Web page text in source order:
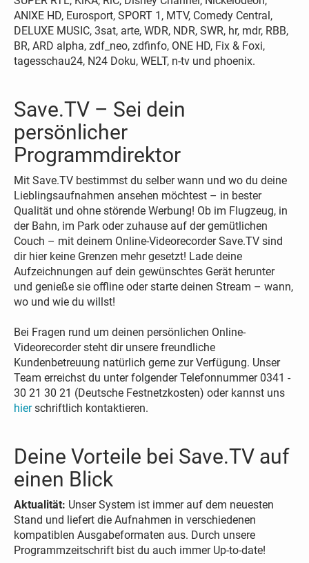
ANIXE HD, Eurosport, SPORT 1, MTV, Comedy Central,
DELUXE MUSIC, 3sat, arte, WDR, NDR, SWR, hr, mdr, RBB,
BR, ARD alpha, zdf_neo, zdfinfo, ONE HD, Fix & Foxi,
tagesschau24, N24 Doku, WELT, n-tv und phoenix.
Save.TV – Sei dein
persönlicher
Programmdirektor
Mit Save.TV bestimmst du selber wann und wo du deine
Lieblingsaufnahmen ansehen möchtest – in bester
Qualität und ohne störende Werbung! Ob im Flugzeug, in
der Bahn, im Park oder zuhause auf der gemütlichen
Couch – mit deinem Online-Videorecorder Save.TV sind
dir hier keine Grenzen mehr gesetzt! Lade deine
Aufzeichnungen auf dein gewünschtes Gerät herunter
und genieße sie offline oder starte deinen Stream – wann,
wo und wie du willst!
Bei Fragen rund um deinen persönlichen Online-
Videorecorder steht dir unsere freundliche
Kundenbetreuung natürlich gerne zur Verfügung. Unser
Team erreichst du unter folgender Telefonnummer 0341 -
30 21 30 21 (Deutsche Festnetzkosten) oder kannst uns
hierschriftlich kontaktieren.
Deine Vorteile bei Save.TV auf
einen Blick
Aktualität: Unser System ist immer auf dem neuesten
Stand und liefert die Aufnahmen in verschiedenen
kompatiblen Ausgabeformaten aus. Durch unsere
Programmzeitschrift bist du auch immer Up-to-date!